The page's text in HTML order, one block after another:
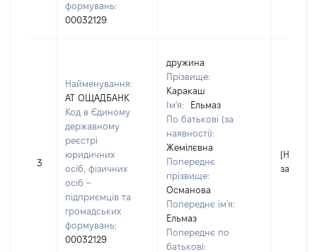
формувань:
00032129
3
Найменування:
АТ ОЩАДБАНК
Код в Єдиному
державному
реєстрі
юридичних
осіб, фізичних
осіб –
підприємців та
громадських
формувань:
00032129
дружина
Прізвище:
Каракаш
Ім'я:
Ельмаз
По батькові (за
наявності):
Жемілєвна
Попереднє
прізвище:
Османова
Попереднє ім'я:
Ельмаз
Попереднє по
батькові:
[Не